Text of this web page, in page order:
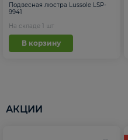
Подвесная люстра Lussole LSP-
9941
На складе 1 шт
В корзину
АКЦИИ